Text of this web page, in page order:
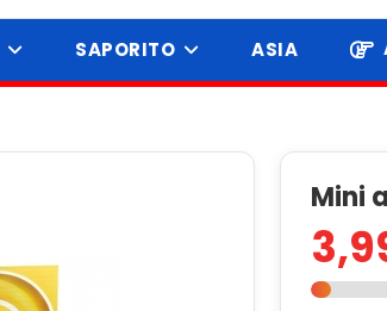
SAPORITO ASIA
Mini